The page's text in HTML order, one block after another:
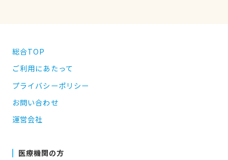
総合TOP
ご利用にあたって
プライバシーポリシー
お問い合わせ
運営会社
医療機関の方